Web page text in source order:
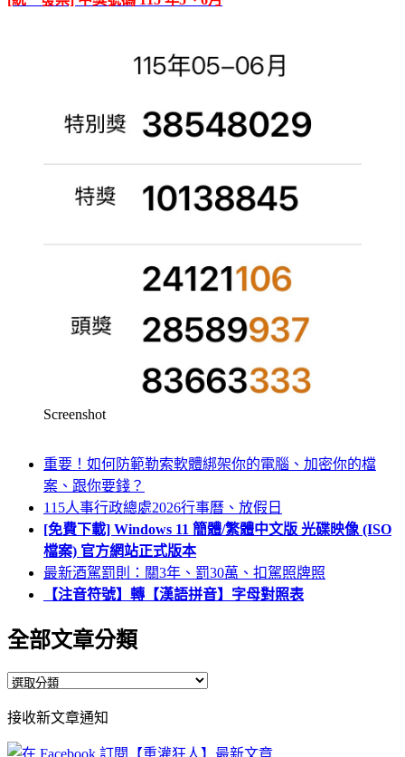
Screenshot
重要！如何防範勒索軟體綁架你的電腦、加密你的檔
案、跟你要錢？
115人事行政總處2026行事曆、放假日
[免費下載] Windows 11 簡體/繁體中文版 光碟映像 (ISO
檔案) 官方網站正式版本
最新酒駕罰則：關3年、罰30萬、扣駕照牌照
【注音符號】轉【漢語拼音】字母對照表
全部文章分類
全
文
章
接收新文章通知